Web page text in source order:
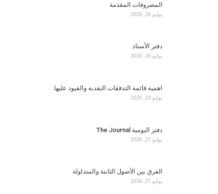
المصروفات المقدمة
يوليو 26, 2026
دفتر الأستاذ
يوليو 26, 2026
اهمية قائمة التدفقات النقدية والقيود عليها
يوليو 22, 2026
دفتر اليومية The Journal
يوليو 21, 2026
الفرق بين الأصول الثابتة والمتداولة
يوليو 21, 2026